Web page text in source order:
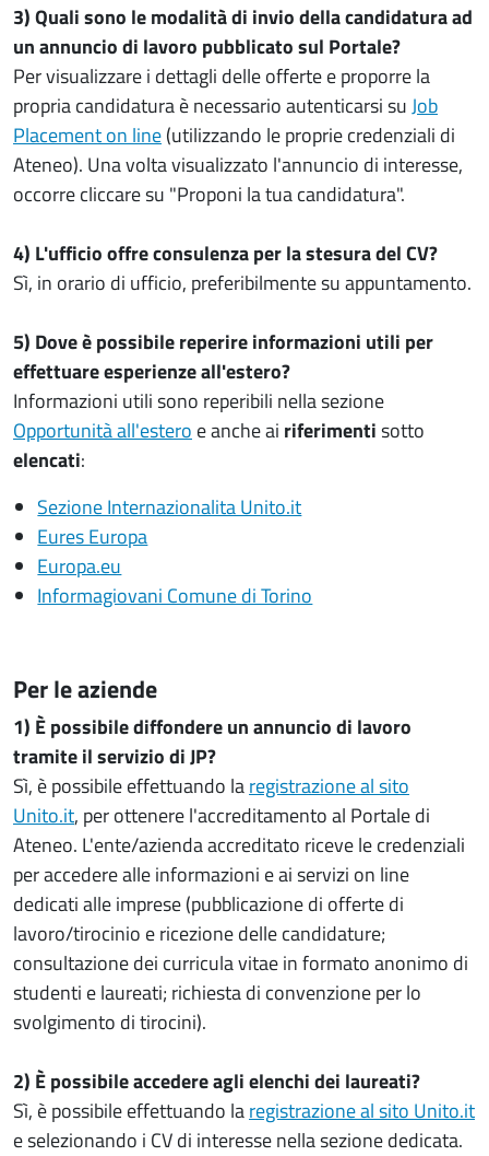
3) Quali sono le modalità di invio della candidatura ad
un annuncio di lavoro pubblicato sul Portale?
Per visualizzare i dettagli delle offerte e proporre la
propria candidatura è necessario autenticarsi suJob
Placement on line(utilizzando le proprie credenziali di
Ateneo). Una volta visualizzato l'annuncio di interesse,
occorre cliccare su "Proponi la tua candidatura".
4) L'ufficio offre consulenza per la stesura del CV?
Sì, in orario di ufficio, preferibilmente su appuntamento.
5) Dove è possibile reperire informazioni utili per
effettuare esperienze all'estero?
Informazioni utili sono reperibili nella sezione
Opportunità all'estero e anche ai riferimentisotto
elencati:
Sezione Internazionalita Unito.it
Eures Europa
Europa.eu
Informagiovani Comune di Torino
Per le aziende
1) È possibile diffondere un annuncio di lavoro
tramite il servizio di JP?
Sì, è possibile effettuando laregistrazione al sito
Unito.it, per ottenere l'accreditamento al Portale di
Ateneo. L'ente/azienda accreditato riceve le credenziali
per accedere alle informazioni e ai servizi on line
dedicati alle imprese (pubblicazione di offerte di
lavoro/tirocinio e ricezione delle candidature;
consultazione dei curricula vitae in formato anonimo di
studenti e laureati; richiesta di convenzione per lo
svolgimento di tirocini).
2) È possibile accedere agli elenchi dei laureati?
Sì, è possibile effettuando laregistrazione al sito Unito.it
e selezionando i CV di interesse nella sezione dedicata.